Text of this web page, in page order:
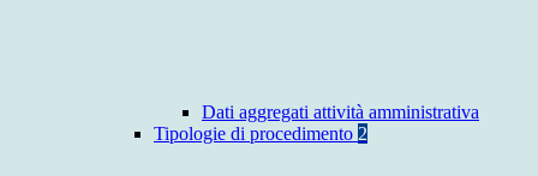
Dati aggregati attività amministrativa
Tipologie di procedimento 2